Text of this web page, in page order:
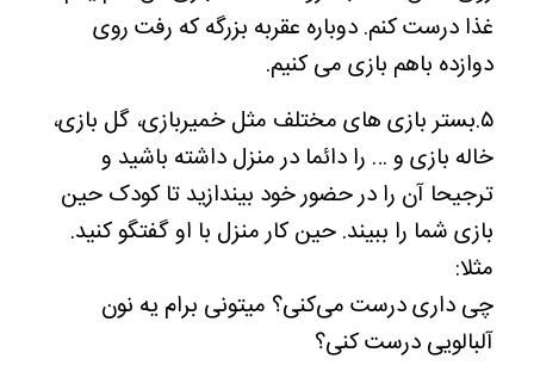
غذا درست کنم. دوباره عقربه بزرگه که رفت روی
دوازده باهم بازی می کنیم.
۵.بستر بازی های مختلف مثل خمیربازی، گل بازی،
خاله بازی و … را دائما در منزل داشته باشید و
ترجیحا آن را در حضور خود بیندازید تا کودک حین
بازی شما را ببیند. حین کار منزل با او گفتگو کنید.
مثلا:
چی داری درست می‌کنی؟ میتونی برام یه نون
آلبالویی درست کنی؟